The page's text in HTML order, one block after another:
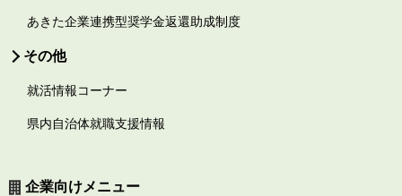
あきた企業連携型奨学金返還助成制度
その他
就活情報コーナー
県内自治体就職支援情報
企業向けメニュー